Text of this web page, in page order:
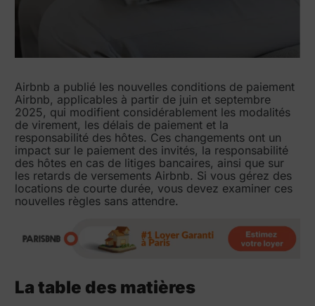
Airbnb a publié les nouvelles conditions de paiement
Airbnb, applicables à partir de juin et septembre
2025, qui modifient considérablement les modalités
de virement, les délais de paiement et la
responsabilité des hôtes. Ces changements ont un
impact sur le paiement des invités, la responsabilité
des hôtes en cas de litiges bancaires, ainsi que sur
les retards de versements Airbnb. Si vous gérez des
locations de courte durée, vous devez examiner ces
nouvelles règles sans attendre.
La table des matières